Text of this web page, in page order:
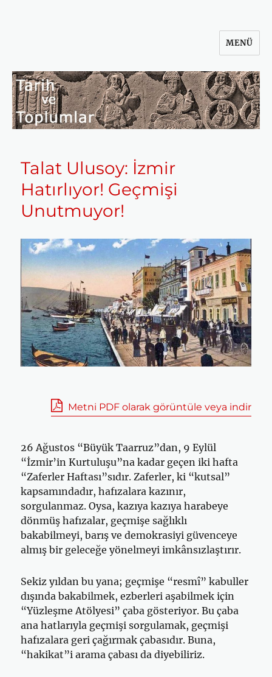
MENÜ
Talat Ulusoy: İzmir
Hatırlıyor! Geçmişi
Unutmuyor!
Metni PDF olarak görüntüle veya indir
26 Ağustos “Büyük Taarruz”dan, 9 Eylül
“İzmir’in Kurtuluşu”na kadar geçen iki hafta
“Zaferler Haftası”sıdır. Zaferler, ki “kutsal”
kapsamındadır, hafızalara kazınır,
sorgulanmaz. Oysa, kazıya kazıya harabeye
dönmüş hafızalar, geçmişe sağlıklı
bakabilmeyi, barış ve demokrasiyi güvenceye
almış bir geleceğe yönelmeyi imkânsızlaştırır.
Sekiz yıldan bu yana; geçmişe “resmî” kabuller
dışında bakabilmek, ezberleri aşabilmek için
“Yüzleşme Atölyesi” çaba gösteriyor. Bu çaba
ana hatlarıyla geçmişi sorgulamak, geçmişi
hafızalara geri çağırmak çabasıdır. Buna,
“hakikat”i arama çabası da diyebiliriz.